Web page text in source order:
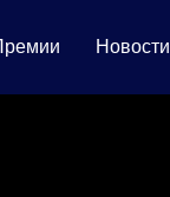
Новости